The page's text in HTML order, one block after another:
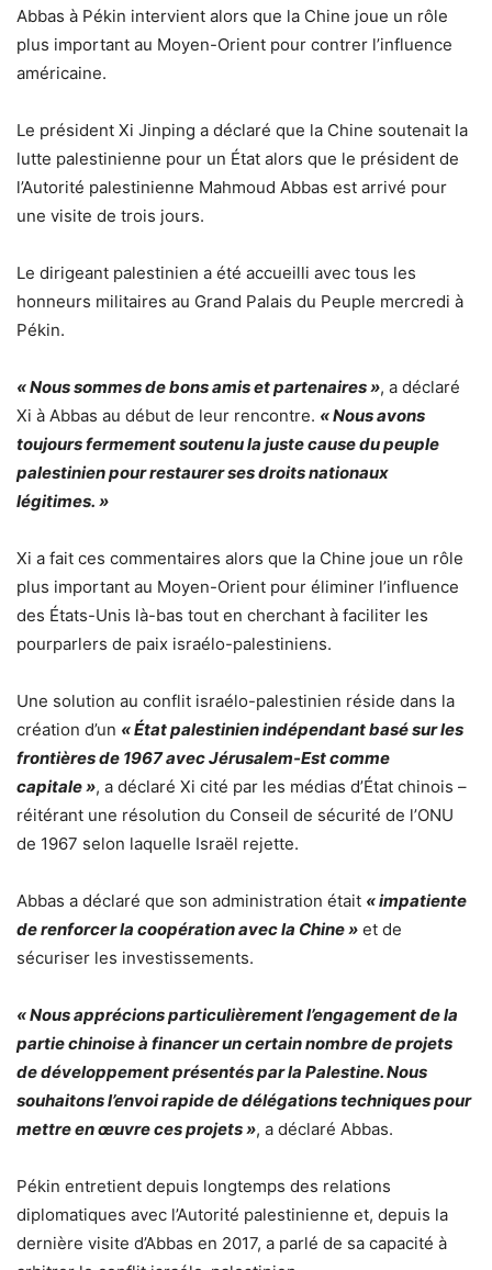
Abbas à Pékin intervient alors que la Chine joue un rôle
plus important au Moyen-Orient pour contrer l’influence
américaine.
Le président Xi Jinping a déclaré que la Chine soutenait la
lutte palestinienne pour un État alors que le président de
l’Autorité palestinienne Mahmoud Abbas est arrivé pour
une visite de trois jours.
Le dirigeant palestinien a été accueilli avec tous les
honneurs militaires au Grand Palais du Peuple mercredi à
Pékin.
« Nous sommes de bons amis et partenaires », a déclaré
Xi à Abbas au début de leur rencontre. « Nous avons
toujours fermement soutenu la juste cause du peuple
palestinien pour restaurer ses droits nationaux
légitimes. »
Xi a fait ces commentaires alors que la Chine joue un rôle
plus important au Moyen-Orient pour éliminer l’influence
des États-Unis là-bas tout en cherchant à faciliter les
pourparlers de paix israélo-palestiniens.
Une solution au conflit israélo-palestinien réside dans la
création d’un « État palestinien indépendant basé sur les
frontières de 1967 avec Jérusalem-Est comme
capitale », a déclaré Xi cité par les médias d’État chinois –
réitérant une résolution du Conseil de sécurité de l’ONU
de 1967 selon laquelle Israël rejette.
Abbas a déclaré que son administration était « impatiente
de renforcer la coopération avec la Chine » et de
sécuriser les investissements.
« Nous apprécions particulièrement l’engagement de la
partie chinoise à financer un certain nombre de projets
de développement présentés par la Palestine. Nous
souhaitons l’envoi rapide de délégations techniques pour
mettre en œuvre ces projets », a déclaré Abbas.
Pékin entretient depuis longtemps des relations
diplomatiques avec l’Autorité palestinienne et, depuis la
dernière visite d’Abbas en 2017, a parlé de sa capacité à